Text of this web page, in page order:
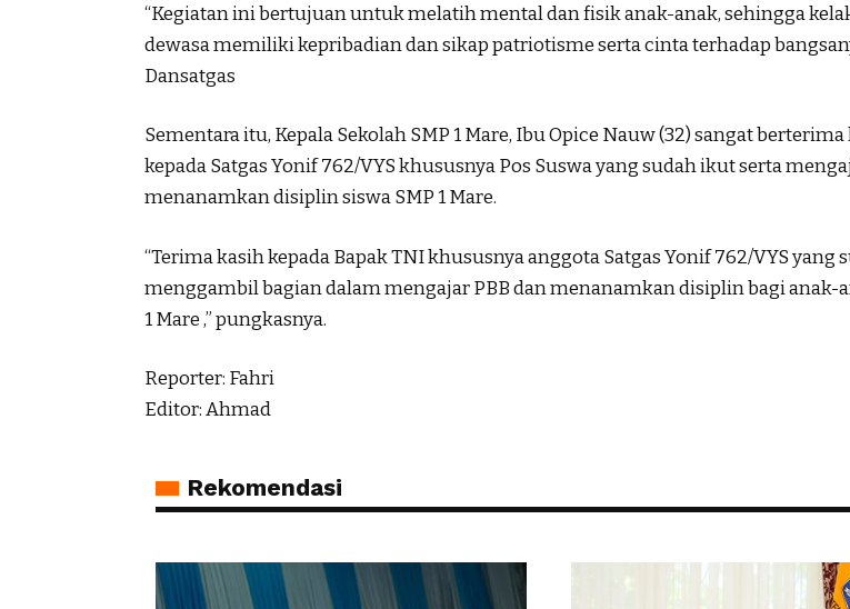
“Kegiatan ini bertujuan untuk melatih mental dan fisik anak-anak, sehingga
dewasa memiliki kepribadian dan sikap patriotisme serta cinta terhadap
Dansatgas
Sementara itu, Kepala Sekolah SMP 1 Mare, Ibu Opice Nauw (32) sangat
kepada Satgas Yonif 762/VYS khususnya Pos Suswa yang sudah ikut serta
menanamkan disiplin siswa SMP 1 Mare.
“Terima kasih kepada Bapak TNI khususnya anggota Satgas Yonif 762/VYS yang
menggambil bagian dalam mengajar PBB dan menanamkan disiplin bagi anak-
1 Mare ,” pungkasnya.
Reporter: Fahri
Editor: Ahmad
Rekomendasi